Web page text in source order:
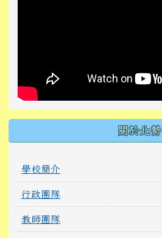
關於北勢
學校簡介
行政團隊
教師團隊